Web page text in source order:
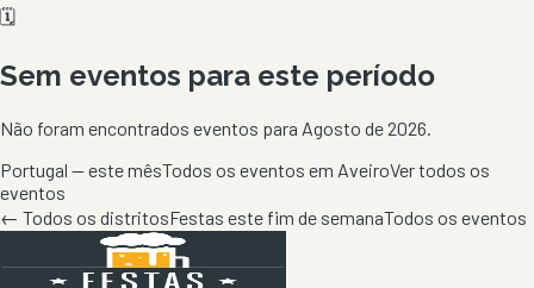
🗓️
Sem eventos para este período
Não foram encontrados eventos para Agosto de 2026
Portugal — este mêsTodos os eventos em AveiroVer todos os
eventos
← Todos os distritosFestas este fim de semanaTodos os eventos